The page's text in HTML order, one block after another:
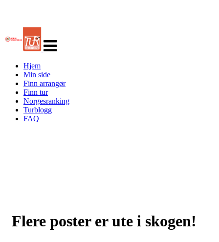
navigasjon
Hjem
Min side
Finn arrangør
Finn tur
Norgesranking
Turblogg
FAQ
Flere poster er ute i skogen!